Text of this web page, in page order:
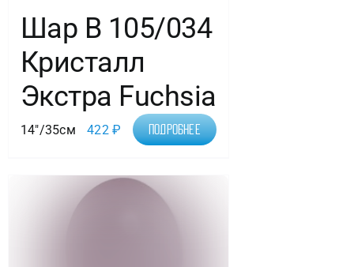
Шар В 105/034
Кристалл
Экстра Fuchsia
14"/35см 422₽ Подробнее